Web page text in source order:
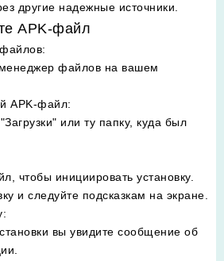
другие надежные источники.
APK-файл
:
файлов на вашем
APK-файл:
или ту папку, куда был
чтобы инициировать установку.
и следуйте подсказкам на экране.
:
вы увидите сообщение об